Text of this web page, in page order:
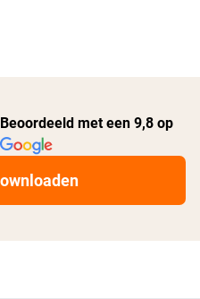
Beoordeeld met een 9,8 op